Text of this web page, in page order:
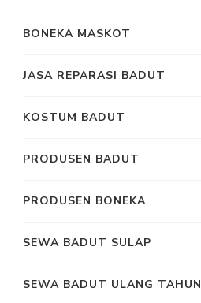
BONEKA MASKOT
JASA REPARASI BADUT
KOSTUM BADUT
PRODUSEN BADUT
PRODUSEN BONEKA
SEWA BADUT SULAP
SEWA BADUT ULANG TAHUN